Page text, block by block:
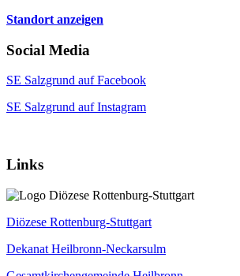
Standort anzeigen
Social Media
SE Salzgrund auf Facebook
SE Salzgrund auf Instagram
Links
Diözese Rottenburg-Stuttgart
Dekanat Heilbronn-Neckarsulm